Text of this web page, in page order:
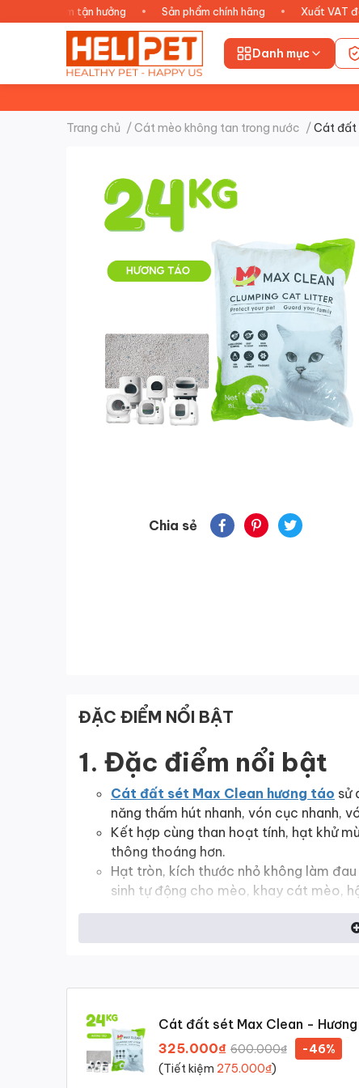
An tâm tận hưởng • Sản phẩm chính hãng • Xuất VAT đầy
Danh mục
Trang chủ /Cát mèo không tan trong nước /Cát đất
Chia sẻ
ĐẶC ĐIỂM NỔI BẬT
1. Đặc điểm nổi bật
Cát đất sét Max Clean hương táo sử
năng thấm hút nhanh, vón cục nhanh,
Kết hợp cùng than hoạt tính, hạt khử
thông thoáng hơn.
Hạt tròn, kích thước nhỏ không làm
sinh tự động cho mèo, khay cát mèo,
Than hoạt tính
5% Hạt khử mùi hương Táo
3. Hướng dẫn sử
Cát đất sét Max Clean -
nhanh, ít bụi
325.000₫ 600.000₫
-46%
(Tiết kiệm 275.000₫)